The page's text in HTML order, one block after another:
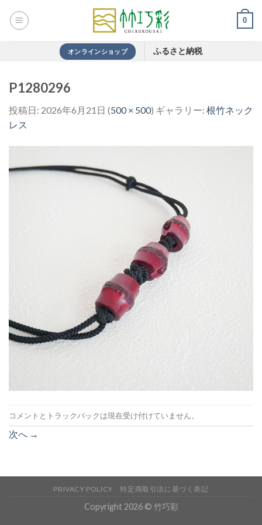
0
オンラインショップ ふるさと納税
P1280296
投稿日: 2026年6月21日 (500 × 500) ギャラリー: 根竹ネック
レス
コメントとトラックバックは現在受け付けていません。
次へ →
PRIVACY POLICY 特定商取引法に基づく表記
Copyright 2026 © 竹巧彩